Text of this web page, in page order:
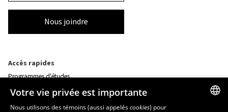
Nous joindre
Accès rapides
Programmes d'études
Nos départements et école
Foire aux questions
Votre vie privée est importante
Nous utilisons des témoins (aussi appeléscookies) pour